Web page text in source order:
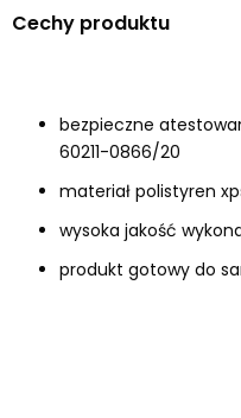
Cechy produktu
bezpieczne
60211-0866/20
materiał polistyren
wysoka jakość
produkt gotowy do